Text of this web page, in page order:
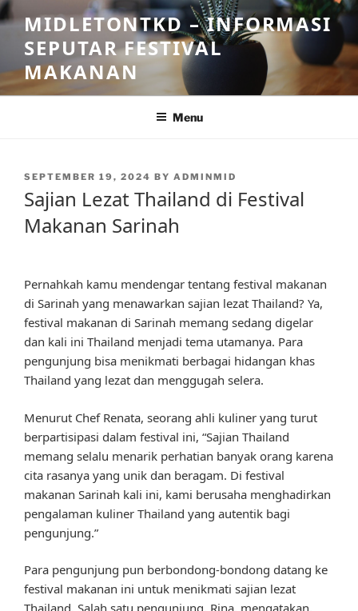
Skip
to
content
MIDLETONTKD – INFORMASI
SEPUTAR FESTIVAL
MAKANAN
Menu
POSTED
SEPTEMBER 19, 2024 BY ADMINMID
Sajian Lezat Thailand di Festival
Makanan Sarinah
Pernahkah kamu mendengar tentang festival makanan
di Sarinah yang menawarkan sajian lezat Thailand? Ya,
festival makanan di Sarinah memang sedang digelar
dan kali ini Thailand menjadi tema utamanya. Para
pengunjung bisa menikmati berbagai hidangan khas
Thailand yang lezat dan menggugah selera.
Menurut Chef Renata, seorang ahli kuliner yang turut
berpartisipasi dalam festival ini, “Sajian Thailand
memang selalu menarik perhatian banyak orang karena
cita rasanya yang unik dan beragam. Di festival
makanan Sarinah kali ini, kami berusaha menghadirkan
pengalaman kuliner Thailand yang autentik bagi
pengunjung.”
Para pengunjung pun berbondong-bondong datang ke
festival makanan ini untuk menikmati sajian lezat